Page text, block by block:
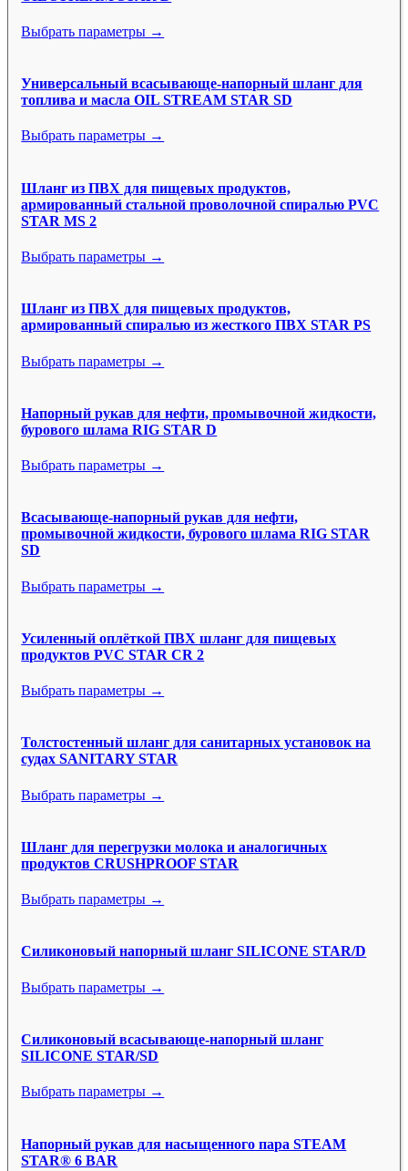
Выбрать параметры →
Универсальный всасывающе-напорный шланг для
топлива и масла OIL STREAM STAR SD
Выбрать параметры →
Шланг из ПВХ для пищевых продуктов,
армированный стальной проволочной спиралью PVC
STAR MS 2
Выбрать параметры →
Шланг из ПВХ для пищевых продуктов,
армированный спиралью из жесткого ПВХ STAR PS
Выбрать параметры →
Напорный рукав для нефти, промывочной жидкости,
бурового шлама RIG STAR D
Выбрать параметры →
Всасывающе-напорный рукав для нефти,
промывочной жидкости, бурового шлама RIG STAR
SD
Выбрать параметры →
Усиленный оплёткой ПВХ шланг для пищевых
продуктов PVC STAR CR 2
Выбрать параметры →
Толстостенный шланг для санитарных установок на
судах SANITARY STAR
Выбрать параметры →
Шланг для перегрузки молока и аналогичных
продуктов CRUSHPROOF STAR
Выбрать параметры →
Силиконовый напорный шланг SILICONE STAR/D
Выбрать параметры →
Силиконовый всасывающе-напорный шланг
SILICONE STAR/SD
Выбрать параметры →
Напорный рукав для насыщенного пара STEAM
STAR® 6 BAR